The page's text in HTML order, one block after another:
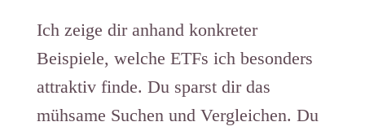
Ich zeige dir anhand konkreter
Beispiele, welche ETFs ich besonders
attraktiv finde. Du sparst dir das
mühsame Suchen und Vergleichen. Du